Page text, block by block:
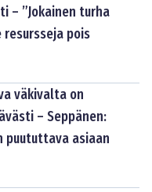
– ”Jokainen turha
pois
väkivalta on
– Seppänen:
puututtava asiaan